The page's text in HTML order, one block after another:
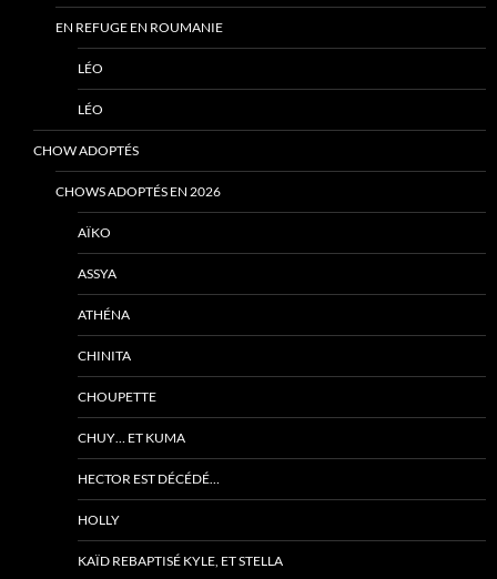
EN REFUGE EN ROUMANIE
LÉO
LÉO
CHOW ADOPTÉS
CHOWS ADOPTÉS EN 2026
AÏKO
ASSYA
ATHÉNA
CHINITA
CHOUPETTE
CHUY… ET KUMA
HECTOR EST DÉCÉDÉ…
HOLLY
KAÏD REBAPTISÉ KYLE, ET STELLA